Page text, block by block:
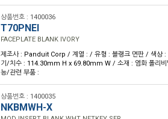
상품번호 : 1400036
T70PNEI
FACEPLATE BLANK IVORY
제조사 : Panduit Corp / 계열 : / 유형 : 블랭크 면판 / 색상 :
기/치수 : 114.30mm H x 69.80mm W / 소재 : 염화 폴리
능/관련 부품 :
상품번호 : 1400035
NKBMWH-X